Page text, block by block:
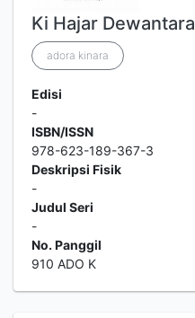
Ki Hajar Dewantara
adora kinara
Edisi
-
ISBN/ISSN
978-623-189-367-3
Deskripsi Fisik
-
Judul Seri
-
No. Panggil
910 ADO K